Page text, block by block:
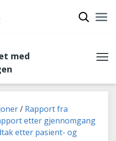
med
Rapport fra
etter gjennomgang
etter pasient- og